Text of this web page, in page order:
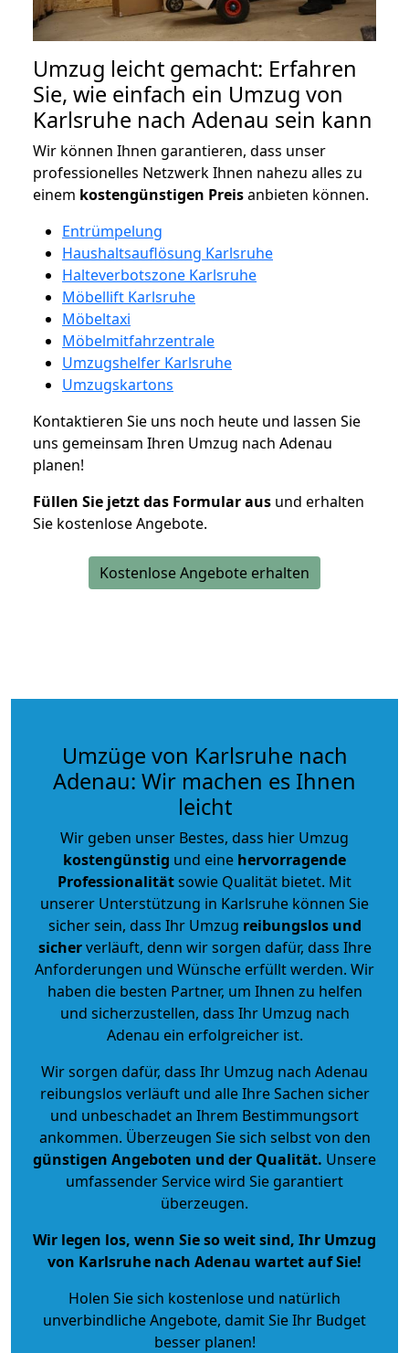
Umzug leicht gemacht: Erfahren
Sie, wie einfach ein Umzug von
Karlsruhe nach Adenau sein kann
Wir können Ihnen garantieren, dass unser
professionelles Netzwerk Ihnen nahezu alles zu
einem kostengünstigen Preisanbieten können.
Entrümpelung
Haushaltsauflösung Karlsruhe
Halteverbotszone Karlsruhe
Möbellift Karlsruhe
Möbeltaxi
Möbelmitfahrzentrale
Umzugshelfer Karlsruhe
Umzugskartons
Kontaktieren Sie uns noch heute und lassen Sie
uns gemeinsam Ihren Umzug nach Adenau
planen!
Füllen Sie jetzt das Formular aus und erhalten
Sie kostenlose Angebote.
Kostenlose Angebote erhalten
Umzüge von Karlsruhe nach
Adenau: Wir machen es Ihnen
leicht
Wir geben unser Bestes, dass hier Umzug
kostengünstig und eine hervorragende
Professionalitätsowie Qualität bietet. Mit
unserer Unterstützung in Karlsruhe können Sie
sicher sein, dass Ihr Umzug reibungslos und
sicherverläuft, denn wir sorgen dafür, dass Ihre
Anforderungen und Wünsche erfüllt werden. Wir
haben die besten Partner, um Ihnen zu helfen
und sicherzustellen, dass Ihr Umzug nach
Adenau ein erfolgreicher ist.
Wir sorgen dafür, dass Ihr Umzug nach Adenau
reibungslos verläuft und alle Ihre Sachen sicher
und unbeschadet an Ihrem Bestimmungsort
ankommen. Überzeugen Sie sich selbst von den
günstigen Angeboten und der Qualität. Unsere
umfassender Service wird Sie garantiert
überzeugen.
Wir legen los, wenn Sie so weit sind, Ihr Umzug
von Karlsruhe nach Adenau wartet auf Sie!
Holen Sie sich kostenlose und natürlich
unverbindliche Angebote, damit Sie Ihr Budget
besser planen!